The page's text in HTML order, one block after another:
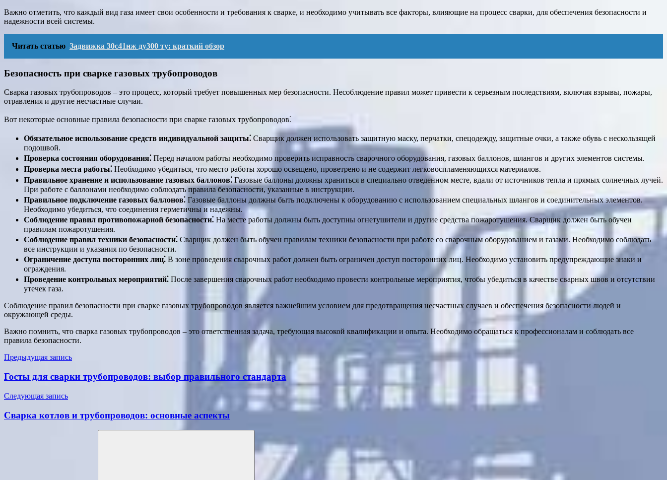
Важно отметить, что каждый вид газа имеет свои особенности и требования к сварке, и необходимо учитывать все факторы, влияющие на процесс сварки, для обеспечения безопасности и
надежности всей системы.
Читать статью Задвижка 30с41нж ду300 ту: краткий обзор
Безопасность при сварке газовых трубопроводов
Сварка газовых трубопроводов – это процесс, который требует повышенных мер безопасности. Несоблюдение правил может привести к серьезным последствиям, включая взрывы, пожары,
отравления и другие несчастные случаи.
Вот некоторые основные правила безопасности при сварке газовых трубопроводов⁚
Обязательное использование средств индивидуальной защиты⁚ Сварщик должен использовать защитную маску, перчатки, спецодежду, защитные очки, а также обувь с нескользящей
подошвой.
Проверка состояния оборудования⁚ Перед началом работы необходимо проверить исправность сварочного оборудования, газовых баллонов, шлангов и других элементов системы.
Проверка места работы⁚ Необходимо убедиться, что место работы хорошо освещено, проветрено и не содержит легковоспламеняющихся материалов.
Правильное хранение и использование газовых баллонов⁚ Газовые баллоны должны храниться в специально отведенном месте, вдали от источников тепла и прямых солнечных лучей.
При работе с баллонами необходимо соблюдать правила безопасности, указанные в инструкции.
Правильное подключение газовых баллонов⁚ Газовые баллоны должны быть подключены к оборудованию с использованием специальных шлангов и соединительных элементов.
Необходимо убедиться, что соединения герметичны и надежны.
Соблюдение правил противопожарной безопасности⁚ На месте работы должны быть доступны огнетушители и другие средства пожаротушения. Сварщик должен быть обучен
правилам пожаротушения.
Соблюдение правил техники безопасности⁚ Сварщик должен быть обучен правилам техники безопасности при работе со сварочным оборудованием и газами. Необходимо соблюдать
все инструкции и указания по безопасности.
Ограничение доступа посторонних лиц⁚ В зоне проведения сварочных работ должен быть ограничен доступ посторонних лиц. Необходимо установить предупреждающие знаки и
ограждения.
Проведение контрольных мероприятий⁚ После завершения сварочных работ необходимо провести контрольные мероприятия, чтобы убедиться в качестве сварных швов и отсутствии
утечек газа.
Соблюдение правил безопасности при сварке газовых трубопроводов является важнейшим условием для предотвращения несчастных случаев и обеспечения безопасности людей и
окружающей среды.
Важно помнить, что сварка газовых трубопроводов – это ответственная задача, требующая высокой квалификации и опыта. Необходимо обращаться к профессионалам и соблюдать все
правила безопасности.
Навигация
по
Предыдущая запись
Госты для сварки трубопроводов: выбор правильного стандарта
Следующая запись
Сварка котлов и трубопроводов: основные аспекты